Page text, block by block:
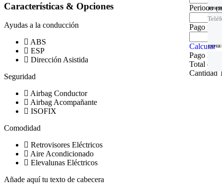
Características & Opciones
Ayudas a la conducción
ABS
ESP
Dirección Asistida
Seguridad
Airbag Conductor
Airbag Acompañante
ISOFIX
Comodidad
Retrovisores Eléctricos
Aire Acondicionado
Elevalunas Eléctricos
Añade aquí tu texto de cabecera
Hora
Tu
Periodo
Pago
Calcular
Pago
Total de
Cantidad
Hora